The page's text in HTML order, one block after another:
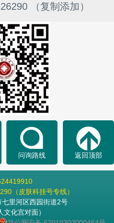
（复制添加）
问询路线 返回顶部
（皮肤科挂号专线）
里河区西园街道2号
文化宫对面）